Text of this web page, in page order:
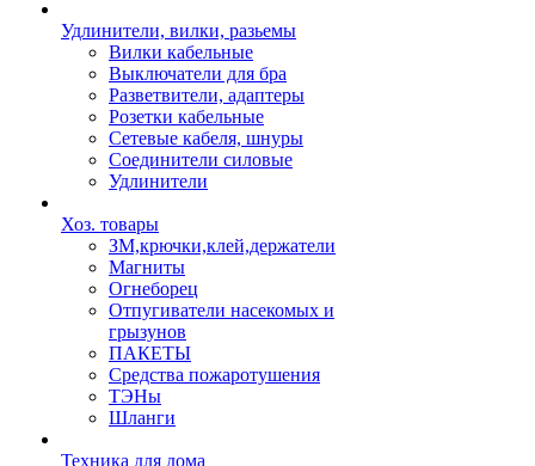
Удлинители, вилки, разьемы
Вилки кабельные
Выключатели для бра
Разветвители, адаптеры
Розетки кабельные
Сетевые кабеля, шнуры
Соединители силовые
Удлинители
Хоз. товары
ЗМ,крючки,клей,держатели
Магниты
Огнеборец
Отпугиватели насекомых и
грызунов
ПАКЕТЫ
Средства пожаротушения
ТЭНы
Шланги
Техника для дома